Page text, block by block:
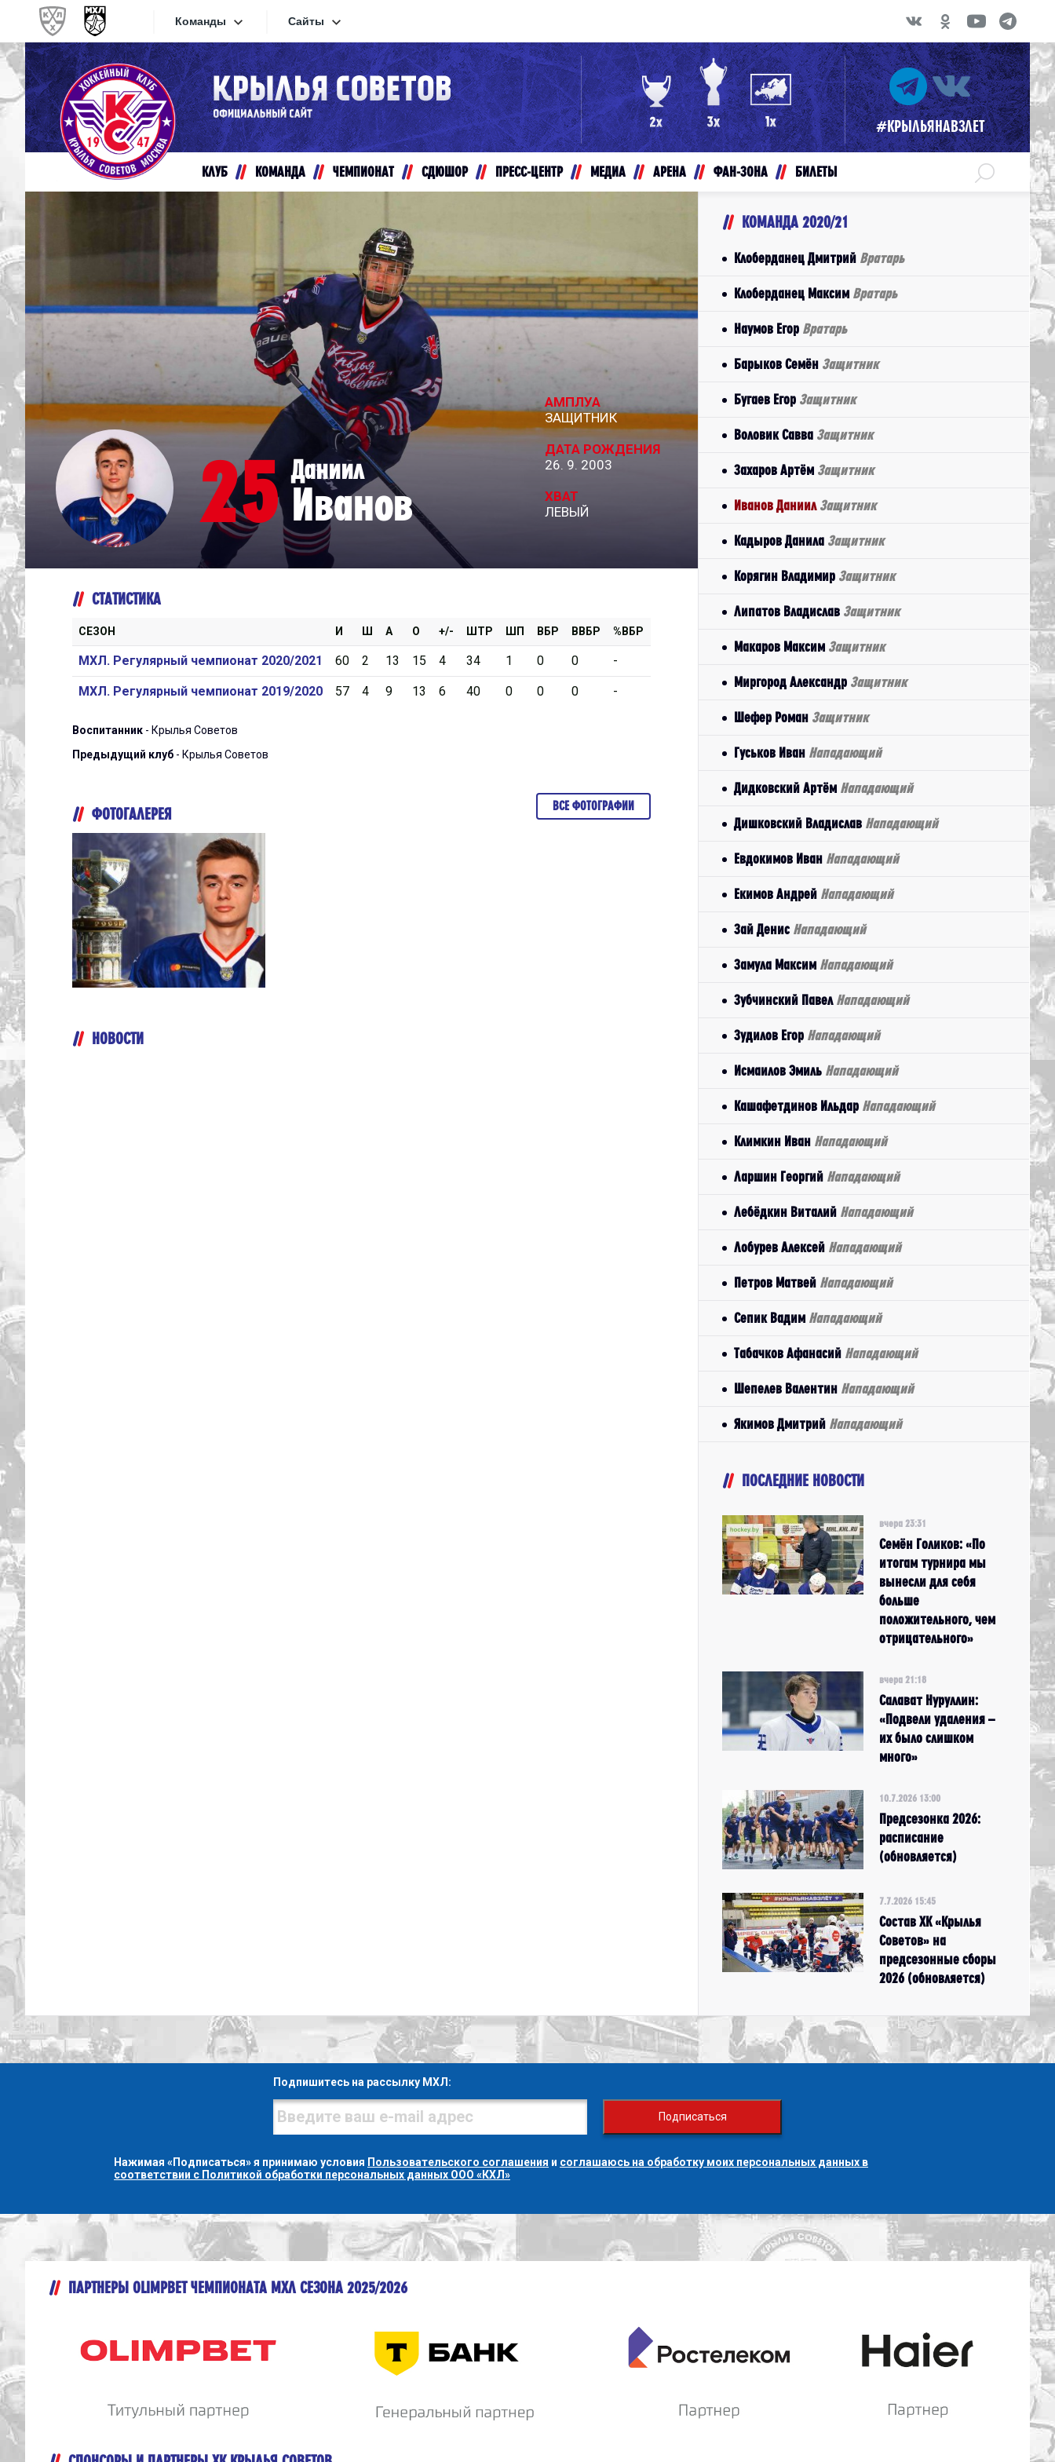
Команды
Конференция «Запад»
Дивизион Золотой
Академия Михайлова
МХК Динамо-М
МХК Спартак
СКА-1946
Дивизион Серебряный
АКМ-Юниор
Амурские Тигры
Красная Машина-Юниор
Крылья Советов
МХК Динамо-Карелия
МХК Спартак-МАХ
ХК Капитан
Конференция «Восток»
Дивизион Золотой
Авто
Мамонты Югры
Омские Ястребы
Стальные Лисы
Толпар
Чайка
Дивизион Серебряный
АКМ-Новомосковск
Красноярские Рыси
Локо-76
МХК Молот
Реактор
Сибирские Cнайперы
Спутник Ал
Сайты
Сайты
Видеотрансляции
Хайлайты
Интернет-магазин
Приложение МХЛ
#КРЫЛЬЯНАВЗЛЕТ
КЛУБ КОМАНДА ЧЕМПИОНАТ СДЮШОР ПРЕСС-ЦЕНТР МЕДИА АРЕНА ФАН-ЗОНА БИЛЕТЫ
25 Даниил
Иванов
АМПЛУА
ЗАЩИТНИК
ДАТА РОЖДЕНИЯ
26. 9. 2003
ХВАТ
ЛЕВЫЙ
СТАТИСТИКА
СЕЗОН И Ш А О +/- ШТР ШП ВБР ВВБР %ВБР
МХЛ. Регулярный чемпионат 2020/2021 60 2 13 15 4 34 1 0 0 -
МХЛ. Регулярный чемпионат 2019/2020 57 4 9 13 6 40 0 0 0 -
Воспитанник - Крылья Советов
Предыдущий клуб - Крылья Советов
ФОТОГАЛЕРЕЯ ВСЕ ФОТОГРАФИИ
НОВОСТИ
КОМАНДА 2020/21
Клоберданец Дмитрий Вратарь
Клоберданец Максим Вратарь
Наумов Егор Вратарь
Барыков Семён Защитник
Бугаев Егор Защитник
Воловик Савва Защитник
Захаров Артём Защитник
Иванов Даниил Защитник
Кадыров Данила Защитник
Корягин Владимир Защитник
Липатов Владислав Защитник
Макаров Максим Защитник
Миргород Александр Защитник
Шефер Роман Защитник
Гуськов Иван Нападающий
Дидковский Артём Нападающий
Дишковский Владислав Нападающий
Евдокимов Иван Нападающий
Екимов Андрей Нападающий
Зай Денис Нападающий
Замула Максим Нападающий
Зубчинский Павел Нападающий
Зудилов Егор Нападающий
Исмаилов Эмиль Нападающий
Кашафетдинов Ильдар Нападающий
Климкин Иван Нападающий
Ларшин Георгий Нападающий
Лебёдкин Виталий Нападающий
Лобурев Алексей Нападающий
Петров Матвей Нападающий
Сепик Вадим Нападающий
Табачков Афанасий Нападающий
Шепелев Валентин Нападающий
Якимов Дмитрий Нападающий
ПОСЛЕДНИЕ НОВОСТИ
вчера 23:31
Семён Голиков: «По
итогам турнира мы
вынесли для себя
больше
положительного, чем
отрицательного»
вчера 21:18
Салават Нуруллин:
«Подвели удаления –
их было слишком
много»
10.7.2026 13:00
Предсезонка 2026:
расписание
(обновляется)
7.7.2026 15:45
Состав ХК «Крылья
Советов» на
предсезонные сборы
2026 (обновляется)
Подпишитесь на рассылку МХЛ:
Подписаться
Нажимая «Подписаться» я принимаю условия Пользовательского соглашения и соглашаюсь на обработку моих персональных данных в
соответствии с Политикой обработки персональных данных ООО «КХЛ»
ПАРТНЕРЫ OLIMPBET ЧЕМПИОНАТА МХЛ СЕЗОНА 2025/2026